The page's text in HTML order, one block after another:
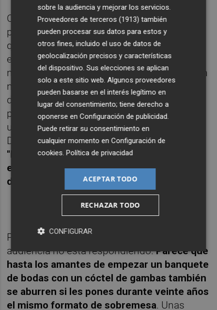
Como nuestra vida en sociedad se va
perdiendo por todos los males occidentales
que a usted le apetezcan, pues estos
espacios televisivos se convierten en el
nuevo entorno social de estas personas, son
neocorralas. Sobre todo en las ciudades,
donde si una persona mayor baja a la calle y
pretende hablar con un viandante le hacen
una ruleta de Zidane de las de dar luego en
DVD con el Marca. Ya lo dijo Gemma Nierga:
"El telespectador se siente a gusto con
estos programas, ya que tiene la sensación
de que estás con él en el salón de casa".
Pero enTenemos que hablar
audiencia no está respondiendo.Parece que
hasta los amantes de empezar un banquete
de bodas con un cóctel de gambas también
se aburren si les pones durante veinte años
el mismo formato de sobremesa. Unas
sobre la audiencia y mejorar los servicios.
Proveedores de terceros (1913) también
pueden procesar sus datos para estos y
otros fines, incluido el uso de datos de
geolocalización precisos y características
del dispositivo. Sus elecciones se aplican
solo a este sitio web. Algunos proveedores
pueden basarse en el interés legítimo en
lugar del consentimiento; tiene derecho a
oponerse enConfiguración de publicidad
Puede retirar su consentimiento en
cualquier momento enConfiguración de
cookies .Política de privacidad
ACEPTAR TODO
RECHAZAR TODO
CONFIGURAR